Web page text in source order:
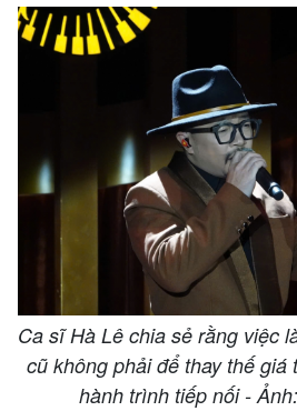
Ca sĩ Hà Lê chia sẻ rằng việc
cũ không phải để thay thế giá
hành trình tiếp nối -